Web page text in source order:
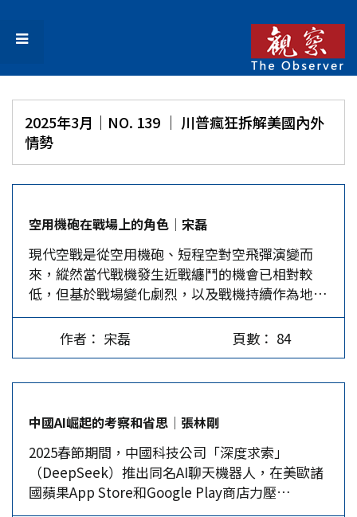
2025年3月｜NO. 139 │ 川普瘋狂拆解美國內外
情勢
空用機砲在戰場上的角色│宋磊
現代空戰是從空用機砲、短程空對空飛彈演變而
來，縱然當代戰機發生近戰纏鬥的機會已相對較
低，但基於戰場變化劇烈，以及戰機持續作為地面
密接支援的要角，戰機仍舊配備機砲作為最後一道
空中攻擊/自衛的裝備。而且，隨著機砲射擊精確
度日益提高，它依然是戰機上不可或缺的裝備。
戰機上，包括已除役的美國海軍F-14戰機，美軍現
役的F-15戰機、F-16戰機、F-22戰機等。依據飛機
設計的差異，每架戰機皆配置一門機砲，依據戰機
的設計分別部署在左或右側，製造商為美國「通用
動力公司」。 M61火神機砲大致分為兩個型號，早
期為M61A1型，後期為M61A2，前者含彈藥約112
作者： 宋磊 頁數： 84
中國AI崛起的考察和省思│張林剛
2025春節期間，中國科技公司「深度求索」
（DeepSeek）推出同名AI聊天機器人，在美歐諸
國蘋果App Store和Google Play商店力壓
ChatGPT登頂。DeepSeek-R1的橫空出世在美國